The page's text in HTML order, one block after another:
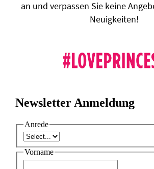
an und verpassen Sie keine
Neuigkeiten!